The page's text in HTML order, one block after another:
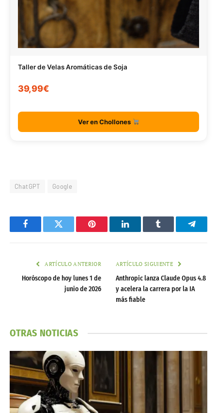
Taller de Velas Aromáticas de Soja
39,99€
Ver en Chollones
ChatGPT Google
FacebookTwitter Pinterest LinkedInTumblr
ARTÍCULO ANTERIOR
Horóscopo de hoy lunes 1 de
junio de 2026
ARTÍCULO SIGUIENTE
Anthropic lanza Claude Opus 4.8
y acelera la carrera por la IA
más fiable
OTRAS NOTICIAS